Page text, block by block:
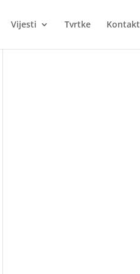
Vijesti Tvrtke Kontakt